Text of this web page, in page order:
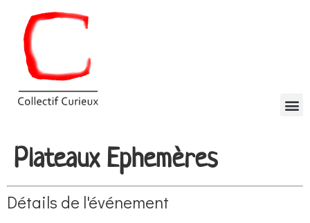
Plateaux Ephemères
Détails de l'événement